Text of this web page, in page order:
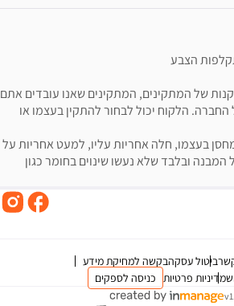
ביטול עסקהבקשה למחיקת מידע
מדיניות פרטיות כניסה לספקים